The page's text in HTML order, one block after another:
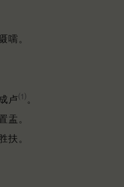
嚅。
卢⑴ 。
盂。
扶。